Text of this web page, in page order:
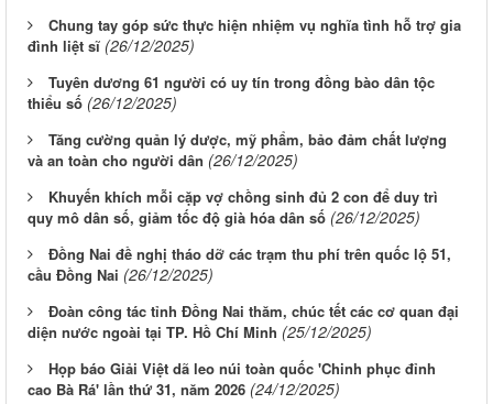
Chung tay góp sức thực hiện nhiệm vụ nghĩa tình hỗ trợ gia
đình liệt sĩ (26/12/2025)
Tuyên dương 61 người có uy tín trong đồng bào dân tộc
thiểu số (26/12/2025)
Tăng cường quản lý dược, mỹ phẩm, bảo đảm chất lượng
và an toàn cho người dân (26/12/2025)
Khuyến khích mỗi cặp vợ chồng sinh đủ 2 con để duy trì
quy mô dân số, giảm tốc độ già hóa dân số (26/12/2025)
Đồng Nai đề nghị tháo dỡ các trạm thu phí trên quốc lộ 51,
cầu Đồng Nai (26/12/2025)
Đoàn công tác tỉnh Đồng Nai thăm, chúc tết các cơ quan đại
diện nước ngoài tại TP. Hồ Chí Minh (25/12/2025)
Họp báo Giải Việt dã leo núi toàn quốc 'Chinh phục đỉnh
cao Bà Rá' lần thứ 31, năm 2026 (24/12/2025)